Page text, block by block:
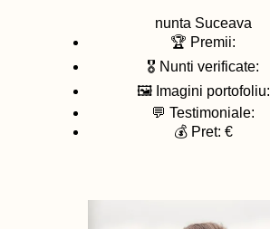
nunta Suceava
🏆 Premii:
🎖️ Nunti verificate:
🖼️ Imagini portofoliu:
💬 Testimoniale:
💰 Pret: €